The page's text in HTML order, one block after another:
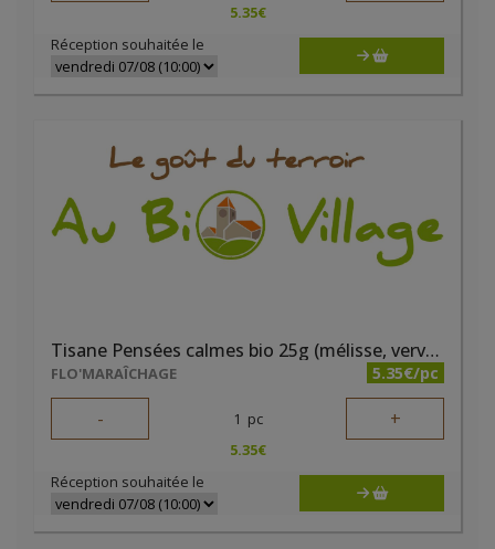
5.35€
Réception souhaitée le
Tisane Pensées calmes bio 25g (mélisse, verveine, marjolaine et lavande)
FLO'MARAÎCHAGE 5.35€/pc
- 1 pc +
5.35€
Réception souhaitée le